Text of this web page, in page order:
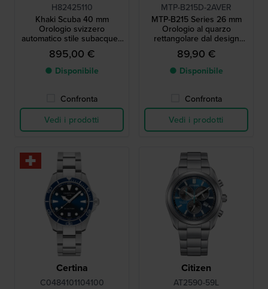
H82425110
Khaki Scuba 40 mm
Orologio svizzero
automatico stile subacqueo
con data
895,00 €
● Disponibile
Confronta
Vedi i prodotti
MTP-B215D-2AVER
MTP-B215 Series 26 mm
Orologio al quarzo
rettangolare dal design
minimalista
89,90 €
● Disponibile
Confronta
Vedi i prodotti
Certina
C0484101104100
Citizen
AT2590-59L